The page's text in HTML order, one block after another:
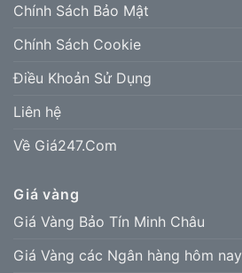
Chính Sách Bảo Mật
Chính Sách Cookie
Điều Khoản Sử Dụng
Liên hệ
Về Giá247.Com
Giá vàng
Giá Vàng Bảo Tín Minh Châu
Giá Vàng các Ngân hàng hôm nay